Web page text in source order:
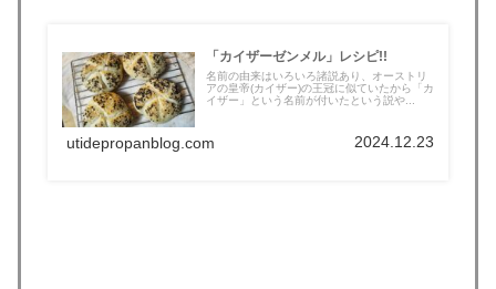
「カイザーゼンメル」レシピ!!
名前の由来はいろいろ諸説あり、オーストリ
アの皇帝(カイザー)の王冠に似ていたから「カ
イザー」という名前が付いたという説や...
utidepropanblog.com 2024.12.23